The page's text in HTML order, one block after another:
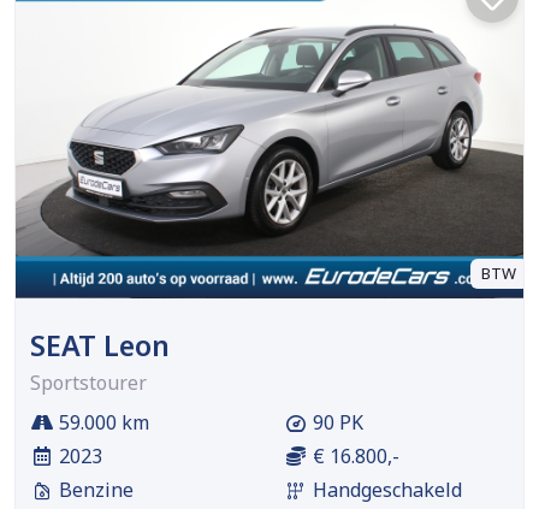
BTW
SEAT Leon
Sportstourer
59.000 km
2023
Benzine
90 PK
€ 16.800,-
Handgeschakeld